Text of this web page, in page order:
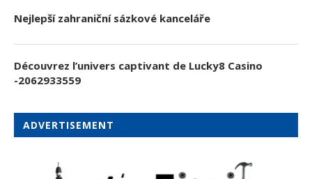
Nejlepší zahraniční sázkové kanceláře
Découvrez l’univers captivant de Lucky8 Casino
-2062933559
ADVERTISEMENT